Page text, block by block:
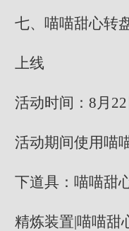
七、喵喵甜心转
上线
活动时间：8月
活动期间使用喵
下道具：喵喵甜
精炼装置|喵喵甜